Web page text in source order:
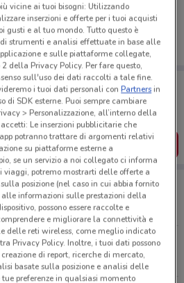
km
sempre con te!
migliori offerte dei negozi vicino a te,
la tua lista del risparmio, comodamente
SCARICA L’APP
a Fiumicino
31-65 Fiumicino
vicine ai tuoi bisogni: Utilizzando
inserzioni e offerte per i tuoi acquisti
gusti e al tuo mondo. Tutto questo è
strumenti e analisi effettuate in base alle
e sulle piattaforme collegate,
della Privacy Policy. Per fare questo,
sull'uso dei dati raccolti a tale fine.
i tuoi dati personali conPartnersin
di SDK esterne. Puoi sempre cambiare
> Personalizzazione, all’interno della
Le inserzioni pubblicitarie che
potranno trattare di argomenti relativi
su piattaforme esterne a
se un servizio a noi collegato ci informa
viaggi, potremo mostrarti delle offerte a
posizione (nel caso in cui abbia fornito
informazioni sulle prestazioni della
possono essere raccolte e
e migliorare la connettività e
delle reti wireless, come meglio indicato
Privacy Policy. Inoltre, i tuoi dati possono
di report, ricerche di mercato,
basate sulla posizione e analisi delle
preferenze in qualsiasi momento